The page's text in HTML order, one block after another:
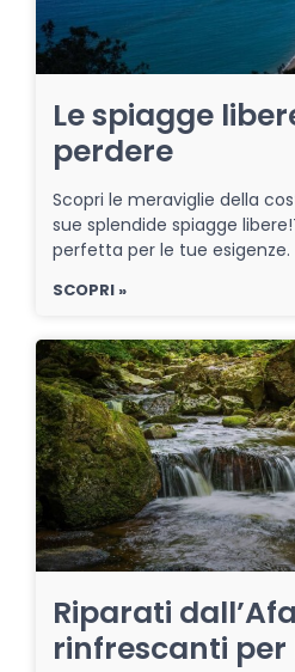
Le spiagge
perdere
Scopri le meraviglie della
sue splendide spiagge
perfetta per le tue esigenze.
SCOPRI »
Riparati
rinfrescanti per